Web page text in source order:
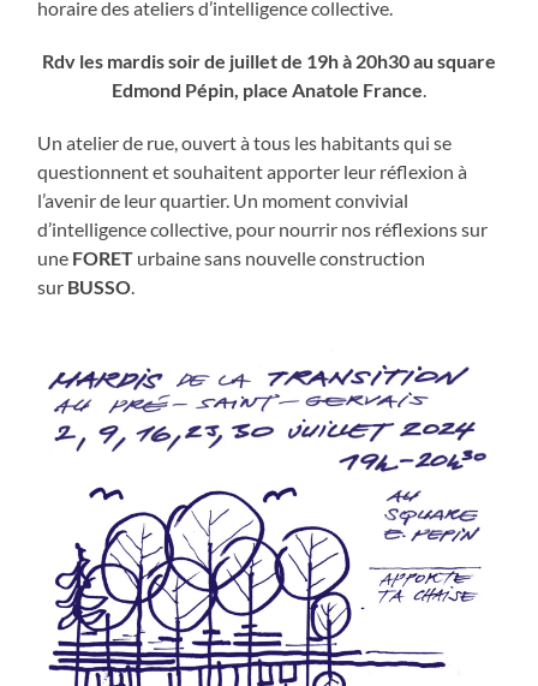
horaire des ateliers d’intelligence collective.
Rdv les mardis soir de juillet de 19h à 20h30 au square
Edmond Pépin, place Anatole France.
Un atelier de rue, ouvert à tous les habitants qui se
questionnent et souhaitent apporter leur réflexion à
l’avenir de leur quartier. Un moment convivial
d’intelligence collective, pour nourrir nos réflexions sur
une FORET urbaine sans nouvelle construction
sur BUSSO.